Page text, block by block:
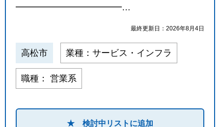
━━━━━━━━━━━━…
最終更新日：2026年8月4日
高松市 業種：サービス・インフラ
職種： 営業系
★ 検討中リストに追加